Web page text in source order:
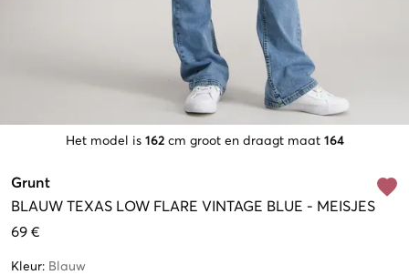
Het model is 162 cm groot en draagt maat 164
Grunt
BLAUW TEXAS LOW FLARE VINTAGE BLUE - MEISJES
69 €
Kleur: Blauw